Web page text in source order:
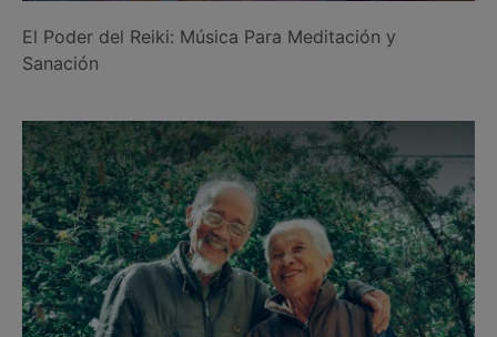
El Poder del Reiki: Música Para Meditación y
Sanación